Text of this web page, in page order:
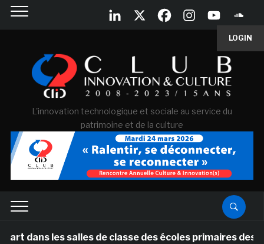
LOGIN
L'innovation technologique et sociale au service du
patrimoine et de la culture
les salles de classe des écoles primaires des Pays-bas